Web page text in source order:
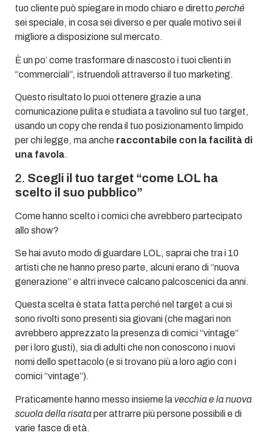
tuo cliente può spiegare in modo chiaro e diretto perché
sei speciale, in cosa sei diverso e per quale motivo sei il
migliore a disposizione sul mercato.
È un po’ come trasformare di nascosto i tuoi clienti in
“commerciali”, istruendoli attraverso il tuo marketing.
Questo risultato lo puoi ottenere grazie a una
comunicazione pulita e studiata a tavolino sul tuo target,
usando un copy che renda il tuo posizionamento limpido
per chi legge, ma anche raccontabile con la facilità di
una favola.
2. Scegli il tuo target “come LOL ha
scelto il suo pubblico”
Come hanno scelto i comici che avrebbero partecipato
allo show?
Se hai avuto modo di guardare LOL, saprai che tra i 10
artisti che ne hanno preso parte, alcuni erano di “nuova
generazione” e altri invece calcano palcoscenici da anni.
Questa scelta è stata fatta perché nel target a cui si
sono rivolti sono presenti sia giovani (che magari non
avrebbero apprezzato la presenza di comici “vintage”
per i loro gusti), sia di adulti che non conoscono i nuovi
nomi dello spettacolo (e si trovano più a loro agio con i
comici “vintage”).
Praticamente hanno messo insieme la vecchia e la nuova
scuola della risataper attrarre più persone possibili e di
varie fasce di età.